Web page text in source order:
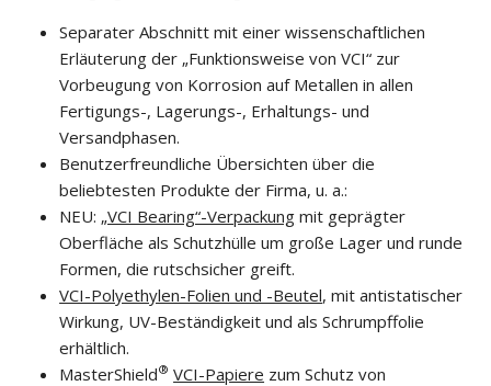
Separater Abschnitt mit einer wissenschaftlichen
Erläuterung der „Funktionsweise von VCI“ zur
Vorbeugung von Korrosion auf Metallen in allen
Fertigungs-, Lagerungs-, Erhaltungs- und
Versandphasen.
Benutzerfreundliche Übersichten über die
beliebtesten Produkte der Firma, u. a.:
NEU: „VCI Bearing“-Verpackung mit geprägter
Oberfläche als Schutzhülle um große Lager und runde
Formen, die rutschsicher greift.
VCI-Polyethylen-Folien und -Beutel, mit antistatischer
Wirkung, UV-Beständigkeit und als Schrumpffolie
erhältlich.
MasterShield® VCI-Papiere zum Schutz von